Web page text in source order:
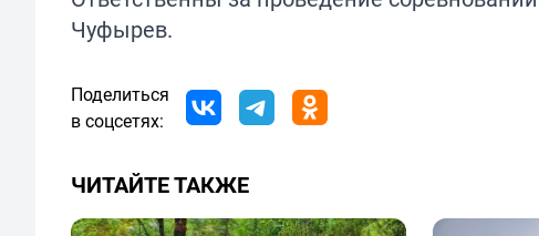
Чуфырев.
Поделиться
в соцсетях:
ЧИТАЙТЕ ТАКЖЕ